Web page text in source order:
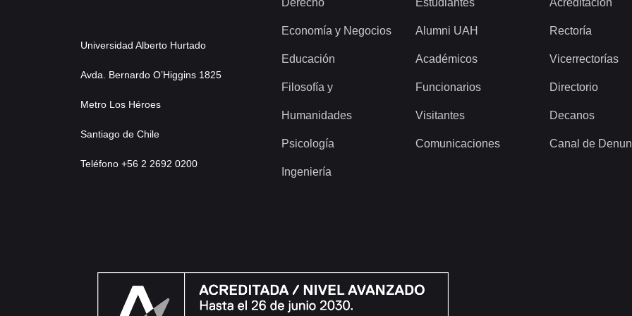
Universidad Alberto Hurtado
Avda. Bernardo O’Higgins 1825
Metro Los Héroes
Santiago de Chile
Teléfono +56 2 2692 0200
Economía y Negocios
Educación
Filosofía y
Humanidades
Psicología
Ingeniería
Alumni UAH
Académicos
Funcionarios
Visitantes
Comunicaciones
Rectoría
Vicerrectorías
Directorio
Decanos
Canal de